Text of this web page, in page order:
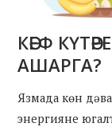
КӘЕФ
АШАРГА?
Язмада көн
энергияне